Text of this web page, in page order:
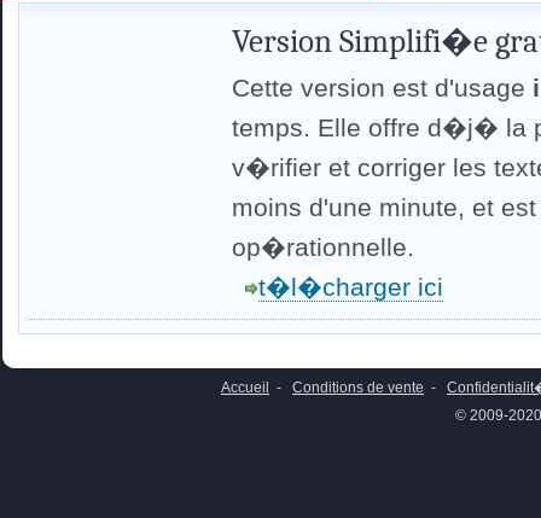
Version Simplifi�e
Cette version est d'usage
temps. Elle offre d�j� la
v�rifier et corriger les
moins d'une minute, et
op�rationnelle.
t�l�charger ici
Accueil - Conditions de vente -
© 2009-